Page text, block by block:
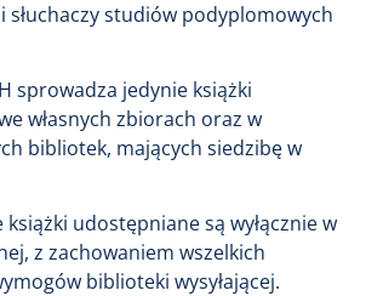
studiów podyplomowych
sprowadza jedynie książki
własnych zbiorach oraz w
bibliotek, mających siedzibę w
udostępniane są wyłącznie w
z zachowaniem wszelkich
biblioteki wysyłającej.